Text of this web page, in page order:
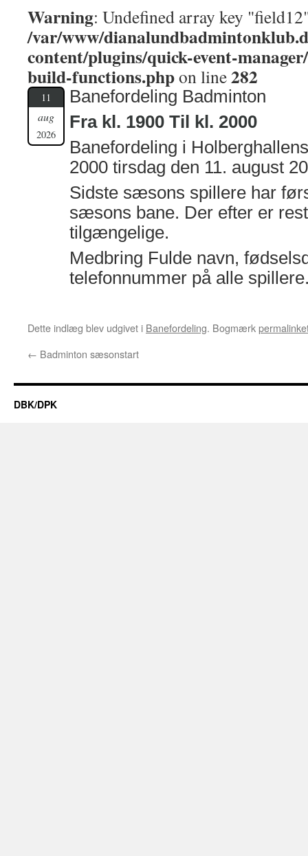
Warning: Undefined array key
/var/www/
content/plugins/quick-event-
build-functions.phpon line282
11
aug
2026
Banefordeling Badminton
Fra kl. 1900 Til kl. 2000
Banefordeling i
2000 tirsdag den 11. august
Sidste sæsons spillere har
sæsons bane. Der efter er
tilgængelige.
Medbring Fulde navn,
telefonnummer på alle
Dette indlæg blev udgivet i Banefordeling. Bogmærk
← Badminton sæsonstart
DBK/DPK